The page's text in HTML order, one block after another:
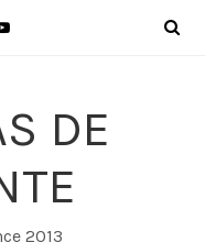
DE
2013